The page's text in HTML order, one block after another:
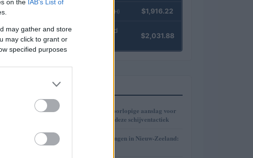
on the IAB’s List of
may gather and store
may click to grant or
specified purposes
(ETH) $1,916.22
kpk ETH Yield
(KPK ETH YIELD)
$2,031.88
MEEST GELEZEN
1
Optimaliseer je voorlopige aanslag voor
vakantiegeld met deze schijventactiek
2
Banken en belastingen in Nieuw-Zeeland: